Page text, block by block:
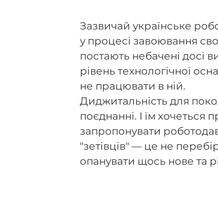
Зазвичай українське
у процесі завоювання
постають небачені досі
рівень технологічної
не працювати в ній.
Диджитальність для
поєднанні. І їм
запропонувати
"зетівців" — це не
опанувати щось нове та